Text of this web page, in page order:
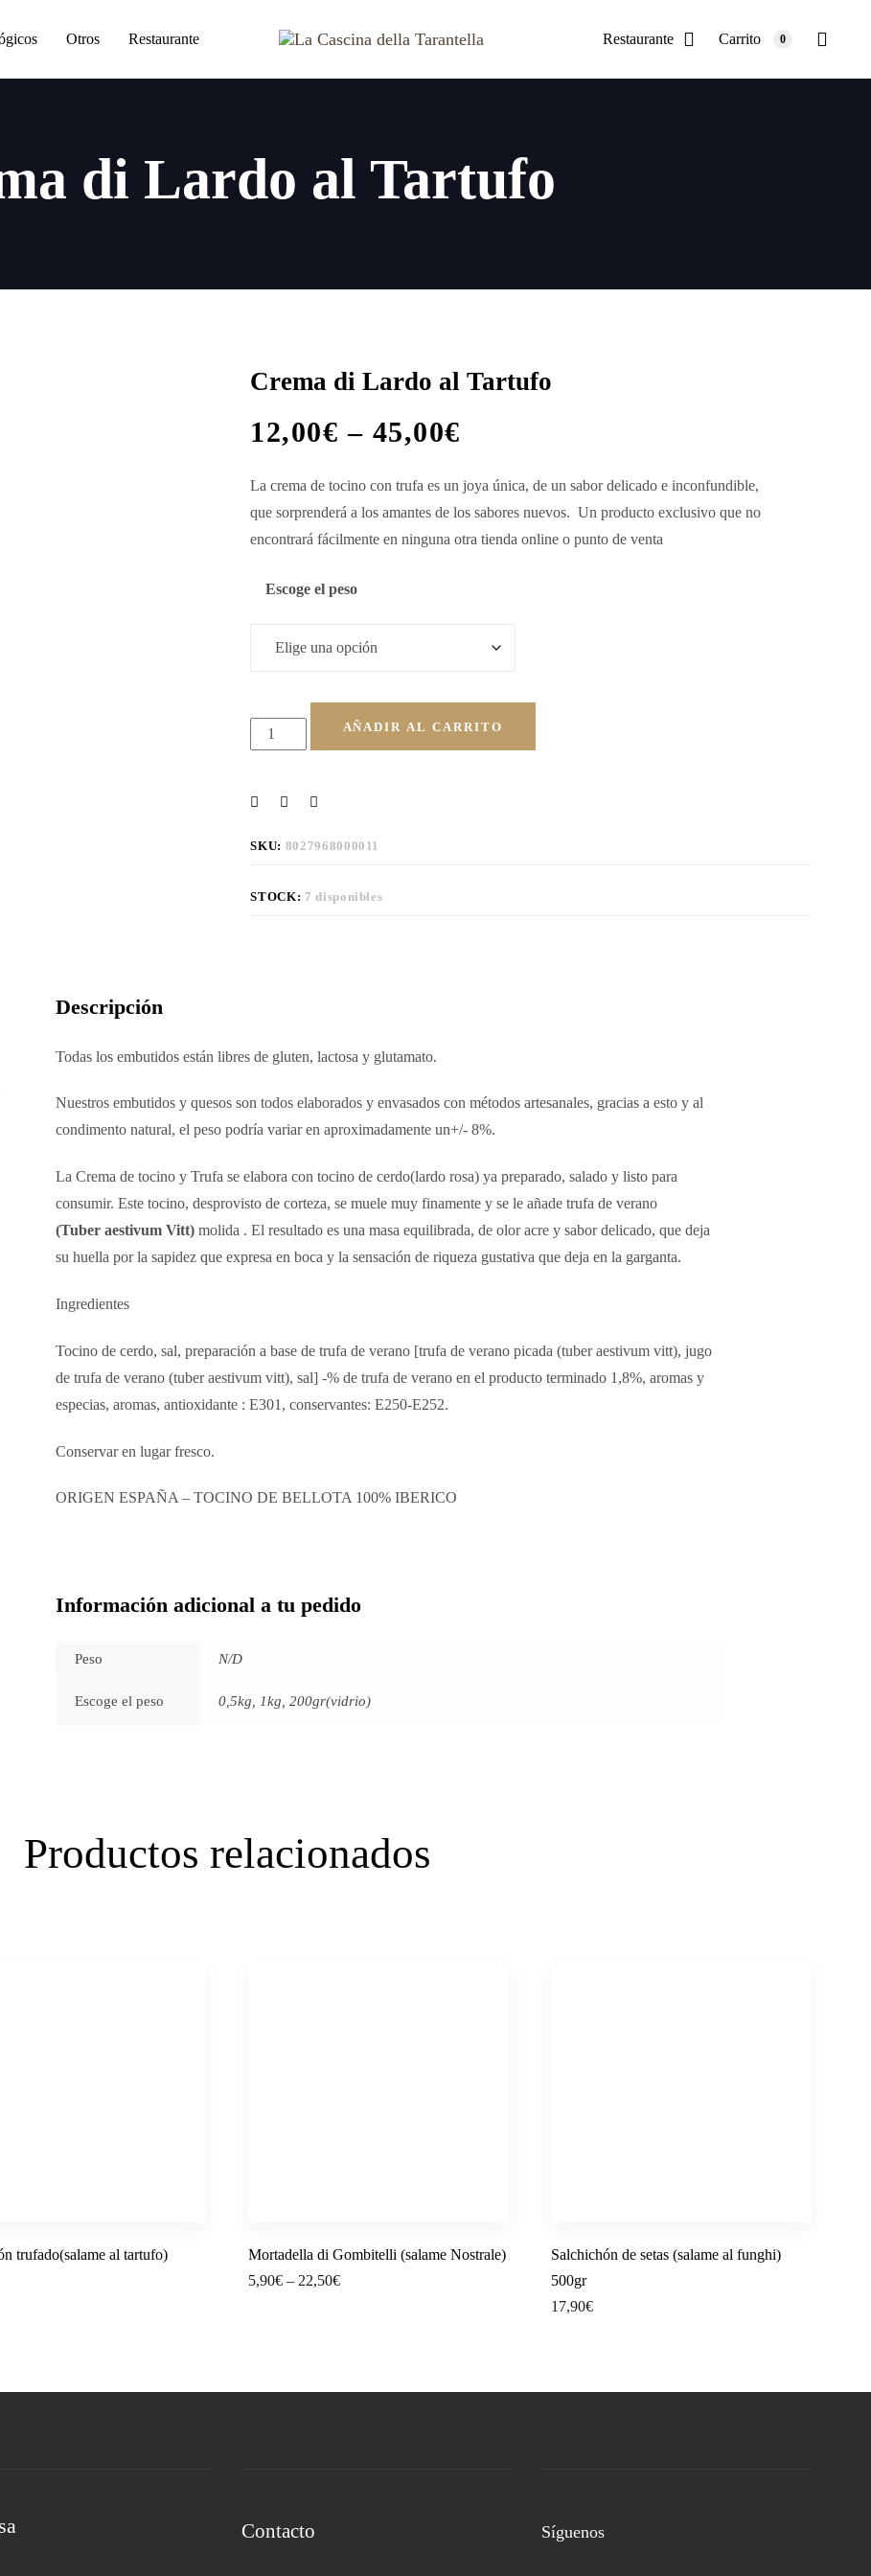
Otros Restaurante Restaurante Carrito 0
di Lardo al Tartufo
Crema di Lardo al Tartufo
12,00€ – 45,00€
La crema de tocino con trufa esun joya única, de un sabor delicado einconfundible,
que sorprenderá a los amantes delos sabores nuevos. Un producto exclusivo que no
encontrará fácilmente en ninguna otra tienda online o punto de venta
Escoge el peso
AÑADIR AL CARRITO
SKU: 8027968000011
STOCK: 7 disponibles
Descripción
Todas los embutidos están libres de gluten, lactosa y glutamato.
Nuestros embutidos y quesos son todos elaborados y envasados con métodos artesanales, gracias a esto y al
condimento natural, el peso podría variar en aproximadamente un+/- 8%.
La Crema de tocino y Trufa se elabora con tocino de cerdo(lardo rosa) ya preparado, salado y listo para
consumir. Este tocino, desprovisto de corteza, se muele muy finamente y se le añade trufa de verano
(Tuber aestivum Vitt)molida . El resultado es una masa equilibrada, de olor acre y sabor delicado, que deja
su huella por la sapidez que expresa en boca y la sensación de riqueza gustativa que deja en la garganta.
Ingredientes
Tocino de cerdo, sal, preparación a base de trufa de verano [trufa de verano picada (tuber aestivum vitt), jugo
de trufa de verano (tuber aestivum vitt), sal] -% de trufa de verano en el producto terminado 1,8%, aromas y
especias, aromas, antioxidante : E301, conservantes: E250-E252.
Conservar en lugar fresco.
ORIGEN ESPAÑA – TOCINO DE BELLOTA 100% IBERICO
Información adicional a tu pedido
Peso N/D
Escoge el peso 0,5kg, 1kg, 200gr(vidrio)
Productos relacionados
trufado(salame al tartufo)
Mortadella di Gombitelli (salame Nostrale)
5,90€ – 22,50€
Salchichón de setas (salame al funghi)
500gr
17,90€
Contacto Síguenos